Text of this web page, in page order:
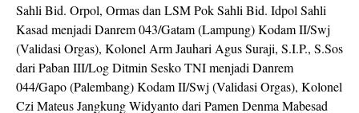
Sahli Bid. Orpol, Ormas dan LSM Pok Sahli Bid. Idpol Sahli
Kasad menjadi Danrem 043/Gatam (Lampung) Kodam II/Swj
(Validasi Orgas), Kolonel Arm Jauhari Agus Suraji, S.I.P., S.Sos
dari Paban III/Log Ditmin Sesko TNI menjadi Danrem
044/Gapo (Palembang) Kodam II/Swj (Validasi Orgas), Kolonel
Czi Mateus Jangkung Widyanto dari Pamen Denma Mabesad